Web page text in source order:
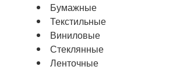
Бумажные
Текстильные
Виниловые
Стеклянные
Ленточные